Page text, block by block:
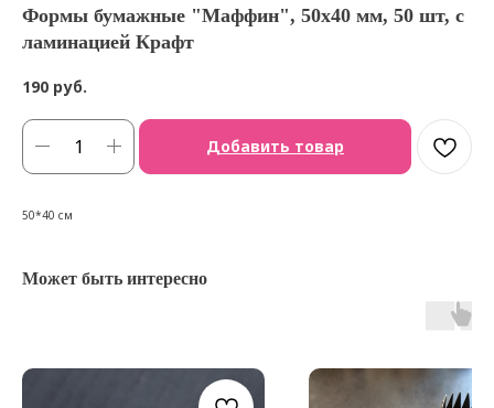
Формы бумажные "Маффин", 50х40 мм, 50 шт, с
ламинацией Крафт
190 руб.
Добавить товар
50*40 см
Может быть интересно